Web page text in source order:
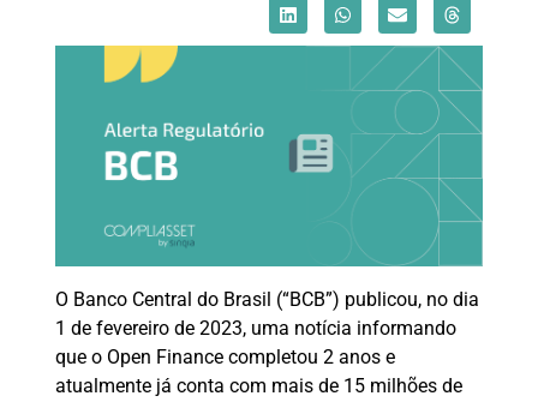
O Banco Central do Brasil (“BCB”) publicou, no dia
1 de fevereiro de 2023, uma notícia informando
que o Open Finance completou 2 anos e
atualmente já conta com mais de 15 milhões de